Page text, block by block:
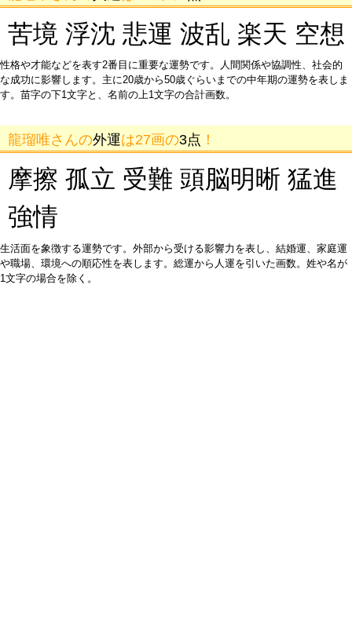
苦境 浮沈 悲運 波乱 楽天 空想
性格や才能などを表す2番目に重要な運勢です。人間関係や協調性、社会的
な成功に影響します。主に20歳から50歳ぐらいまでの中年期の運勢を表しま
す。苗字の下1文字と、名前の上1文字の合計画数。
龍瑠唯さんの外運は27画の3点 ！
摩擦 孤立 受難 頭脳明晰 猛進
強情
生活面を象徴する運勢です。外部から受ける影響力を表し、結婚運、家庭運
や職場、環境への順応性を表します。総運から人運を引いた画数。姓や名が
1文字の場合を除く。